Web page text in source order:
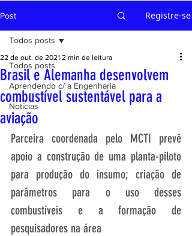
Post Registre-se
Todos posts
Aprendendo c/ a Engenharia
Notícias
Todos posts
Brasil e Alemanha desenvolvem
combustível sustentável para a
aviação
22 de out. de 2021 2 min de leitura
Parceira coordenada pelo MCTI prevê
apoio a construção de uma planta-piloto
para produção do insumo; criação de
parâmetros para o uso desses
combustíveis e a formação de
pesquisadores na área